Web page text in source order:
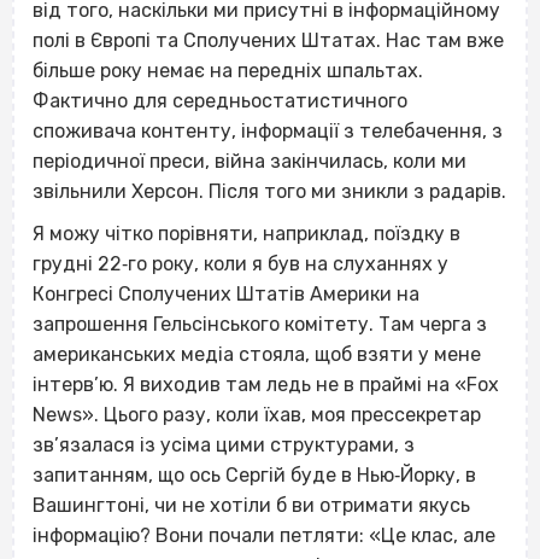
від того, наскільки ми присутні в інформаційному
полі в Європі та Сполучених Штатах. Нас там вже
більше року немає на передніх шпальтах.
Фактично для середньостатистичного
споживача контенту, інформації з телебачення, з
періодичної преси, війна закінчилась, коли ми
звільнили Херсон. Після того ми зникли з радарів.
Я можу чітко порівняти, наприклад, поїздку в
грудні 22‐го року, коли я був на слуханнях у
Конгресі Сполучених Штатів Америки на
запрошення Гельсінського комітету. Там черга з
американських медіа стояла, щоб взяти у мене
інтерв’ю. Я виходив там ледь не в праймі на «Fox
News». Цього разу, коли їхав, моя прессекретар
зв’язалася із усіма цими структурами, з
запитанням, що ось Сергій буде в Нью‐Йорку, в
Вашингтоні, чи не хотіли б ви отримати якусь
інформацію? Вони почали петляти: «Це клас, але